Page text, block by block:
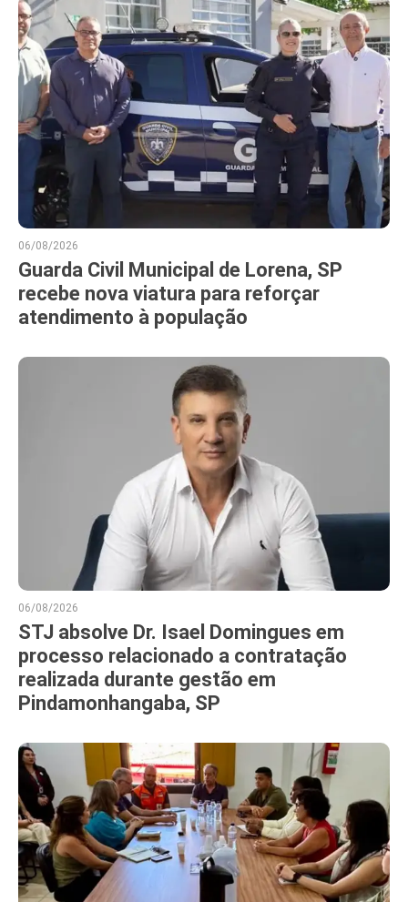
06/08/2026
Guarda Civil Municipal de Lorena, SP
recebe nova viatura para reforçar
atendimento à população
06/08/2026
STJ absolve Dr. Isael Domingues em
processo relacionado a contratação
realizada durante gestão em
Pindamonhangaba, SP